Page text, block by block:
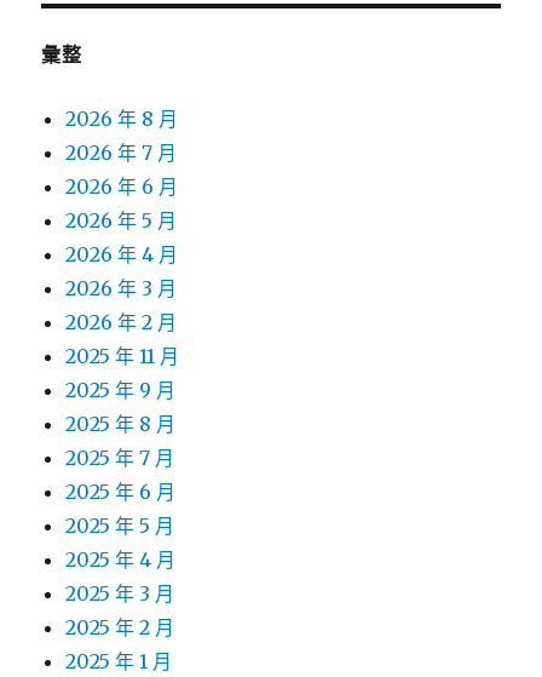
彙整
2026 年 8 月
2026 年 7 月
2026 年 6 月
2026 年 5 月
2026 年 4 月
2026 年 3 月
2026 年 2 月
2025 年 11 月
2025 年 9 月
2025 年 8 月
2025 年 7 月
2025 年 6 月
2025 年 5 月
2025 年 4 月
2025 年 3 月
2025 年 2 月
2025 年 1 月